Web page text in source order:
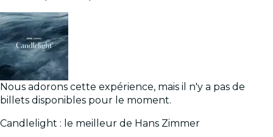
Nous adorons cette expérience, mais il n'y a pas de
billets disponibles pour le moment.
Candlelight : le meilleur de Hans Zimmer